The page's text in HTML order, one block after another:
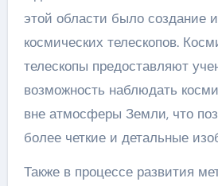
этой области было создание
космических телескопов.
телескопы предоставляют
возможность наблюдать
вне атмосферы Земли, что
более четкие и детальные
Также в процессе развития